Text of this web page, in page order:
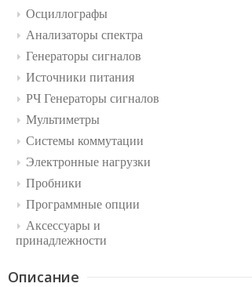
Осциллографы
Анализаторы спектра
Генераторы сигналов
Источники питания
РЧ Генераторы сигналов
Мультиметры
Системы коммутации
Электронные нагрузки
Пробники
Программные опции
Аксессуары и
принадлежности
Описание